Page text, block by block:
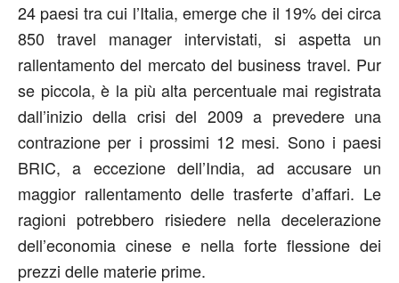
24 paesi tra cui l’Italia, emerge che il 19% dei circa
850 travel manager intervistati, si aspetta un
rallentamento del mercato del business travel. Pur
se piccola, è la più alta percentuale mai registrata
dall’inizio della crisi del 2009 a prevedere una
contrazione per i prossimi 12 mesi. Sono i paesi
BRIC, a eccezione dell’India, ad accusare un
maggior rallentamento delle trasferte d’affari. Le
ragioni potrebbero risiedere nella decelerazione
dell’economia cinese e nella forte flessione dei
prezzi delle materie prime.